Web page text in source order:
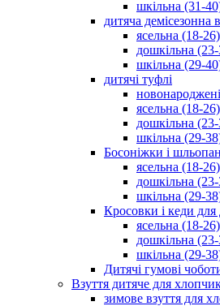
шкільна (31-
дитяча демісезонна
ясельна (18-26)
дошкільна
шкільна (29-
дитячі туфлі
ясельна (18-26)
дошкільна
шкільна (29-
Босоніжки і
ясельна (18-26)
дошкільна
шкільна (29-
Кросовки і кеди для
ясельна (18-26)
дошкільна
шкільна (29-
Дитячі гумові
Взуття дитяче для
зимове взуття для